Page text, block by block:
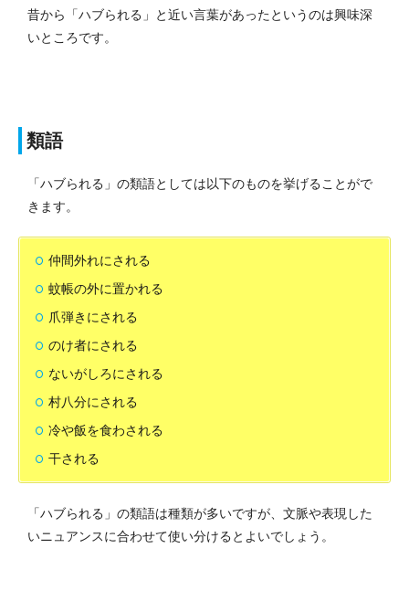
昔から「ハブられる」と近い言葉があったというのは興味深
いところです。
類語
「ハブられる」の類語としては以下のものを挙げることがで
きます。
仲間外れにされる
蚊帳の外に置かれる
爪弾きにされる
のけ者にされる
ないがしろにされる
村八分にされる
冷や飯を食わされる
干される
「ハブられる」の類語は種類が多いですが、文脈や表現した
いニュアンスに合わせて使い分けるとよいでしょう。